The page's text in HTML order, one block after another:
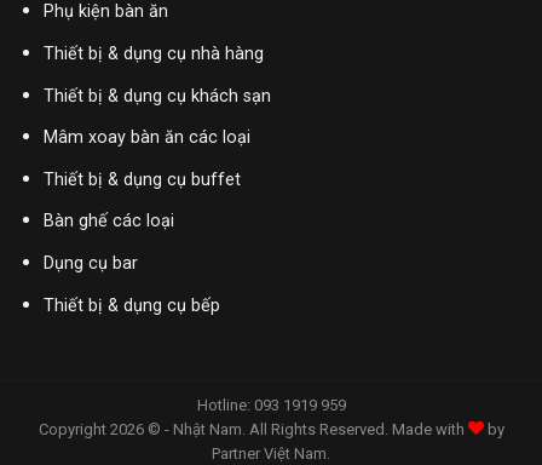
Phụ kiện bàn ăn
Thiết bị & dụng cụ nhà hàng
Thiết bị & dụng cụ khách sạn
Mâm xoay bàn ăn các loại
Thiết bị & dụng cụ buffet
Bàn ghế các loại
Dụng cụ bar
Thiết bị & dụng cụ bếp
Hotline: 093 1919 959
Copyright 2026 © - Nhật Nam. All Rights Reserved. Made with
by
Partner Việt Nam.